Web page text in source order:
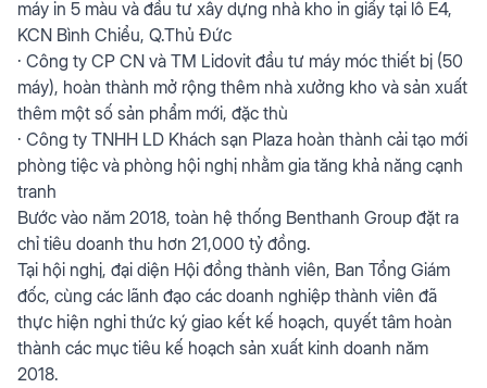
máy in 5 màu và đầu tư xây dựng nhà kho in giấy tại lô E4,
KCN Bình Chiểu, Q.Thủ Đức
· Công ty CP CN và TM Lidovit đầu tư máy móc thiết bị (50
máy), hoàn thành mở rộng thêm nhà xưởng kho và sản xuất
thêm một số sản phẩm mới, đặc thù
· Công ty TNHH LD Khách sạn Plaza hoàn thành cải tạo mới
phòng tiệc và phòng hội nghị nhằm gia tăng khả năng cạnh
tranh
Bước vào năm 2018, toàn hệ thống Benthanh Group đặt ra
chỉ tiêu doanh thu hơn 21,000 tỷ đồng.
Tại hội nghị, đại diện Hội đồng thành viên, Ban Tổng Giám
đốc, cùng các lãnh đạo các doanh nghiệp thành viên đã
thực hiện nghi thức ký giao kết kế hoạch, quyết tâm hoàn
thành các mục tiêu kế hoạch sản xuất kinh doanh năm
2018.